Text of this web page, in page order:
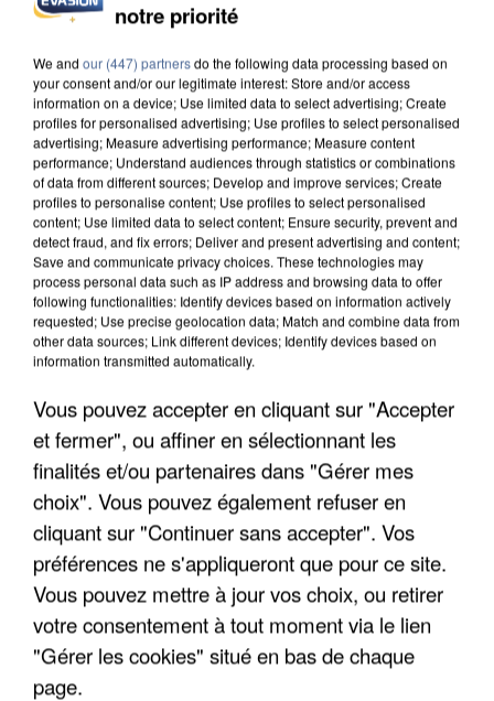
INCENDIES : L’ÎLE-DE-FRANCE LANCE UN ÉLAN
APRÈS TOUTES CES CANICULES, LES REFUGES
DE FAUNE SAUVAGE SONT...
notre priorité
We and our (447) partnersdo the following data processing based on
your consent and/or our legitimate interest: Store and/or access
information on a device; Use limited data to select advertising; Create
profiles for personalised advertising; Use profiles to select personalised
advertising; Measure advertising performance; Measure content
performance; Understand audiences through statistics or combinations
of data from different sources; Develop and improve services; Create
profiles to personalise content; Use profiles to select personalised
content; Use limited data to select content; Ensure security, prevent and
detect fraud, and fix errors; Deliver and present advertising and content;
Save and communicate privacy choices. These technologies may
process personal data such as IP address and browsing data to offer
following functionalities: Identify devices based on information actively
requested; Use precise geolocation data; Match and combine data from
other data sources; Link different devices; Identify devices based on
information transmitted automatically.
Vous pouvez accepter en cliquant sur "Accepter
et fermer", ou affiner en sélectionnant les
finalités et/ou partenaires dans "Gérer mes
choix". Vous pouvez également refuser en
cliquant sur "Continuer sans accepter". Vos
préférences ne s'appliqueront que pour ce site.
Vous pouvez mettre à jour vos choix, ou retirer
votre consentement à tout moment via le lien
"Gérer les cookies" situé en bas de chaque
page.